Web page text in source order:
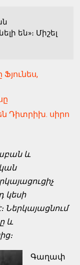
են»։ Միշել
Դիտրիխ. սիրո
և
կեսի
Ներկայացնում
և
Գաղափ